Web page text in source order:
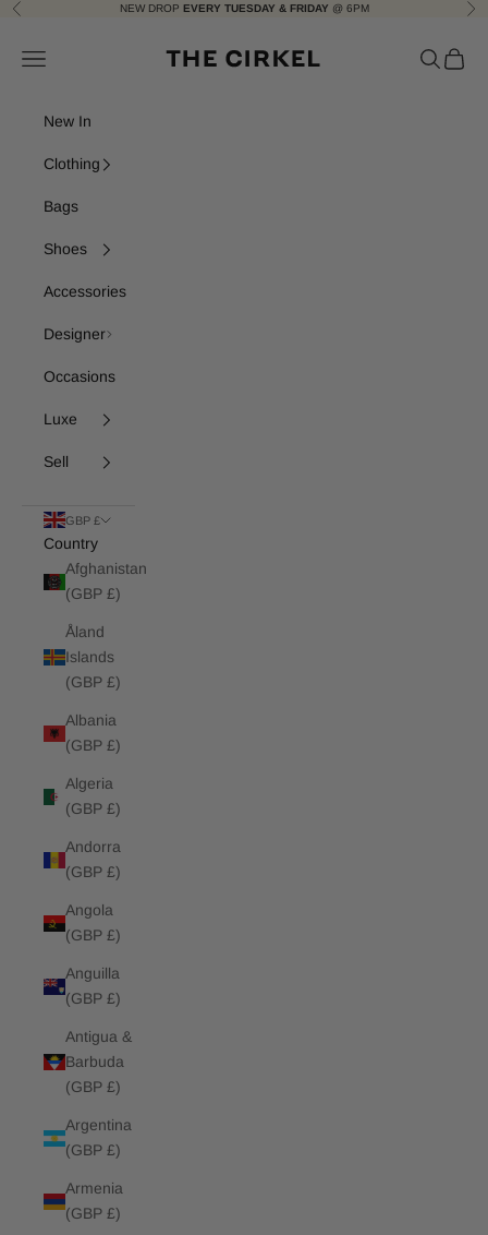
Skip to content
Previous NEW DROP EVERY TUESDAY & FRIDAY @ 6PM
Navigation menu Search
Cart
New In
Clothing
Bags
Shoes
Accessories
Designer
Occasions
Luxe
Sell
GBP £
Country
Afghanistan
(GBP £)
Åland
Islands
(GBP £)
Albania
(GBP £)
Algeria
(GBP £)
Andorra
(GBP £)
Angola
(GBP £)
Anguilla
(GBP £)
Antigua &
Barbuda
(GBP £)
Argentina
(GBP £)
Armenia
(GBP £)